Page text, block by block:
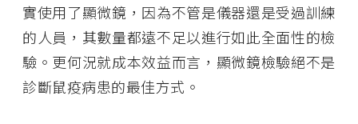
實使用了顯微鏡，因為不管是儀器還是受過訓練
的人員，其數量都遠不足以進行如此全面性的檢
驗。更何況就成本效益而言，顯微鏡檢驗絕不是
診斷鼠疫病患的最佳方式。